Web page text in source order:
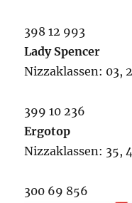
398 12 993
Lady Spencer
Nizzaklassen: 03,
399 10 236
Ergotop
Nizzaklassen: 35,
300 69 856